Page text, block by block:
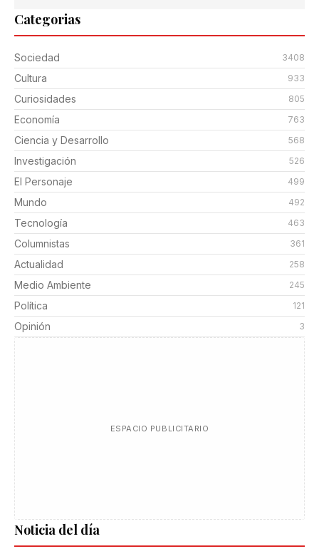
Categorias
Sociedad 3408
Cultura 933
Curiosidades 805
Economía 763
Ciencia y Desarrollo 568
Investigación 526
El Personaje 499
Mundo 492
Tecnología 463
Columnistas 361
Actualidad 258
Medio Ambiente 245
Política 121
Opinión 3
ESPACIO PUBLICITARIO
Noticia del día